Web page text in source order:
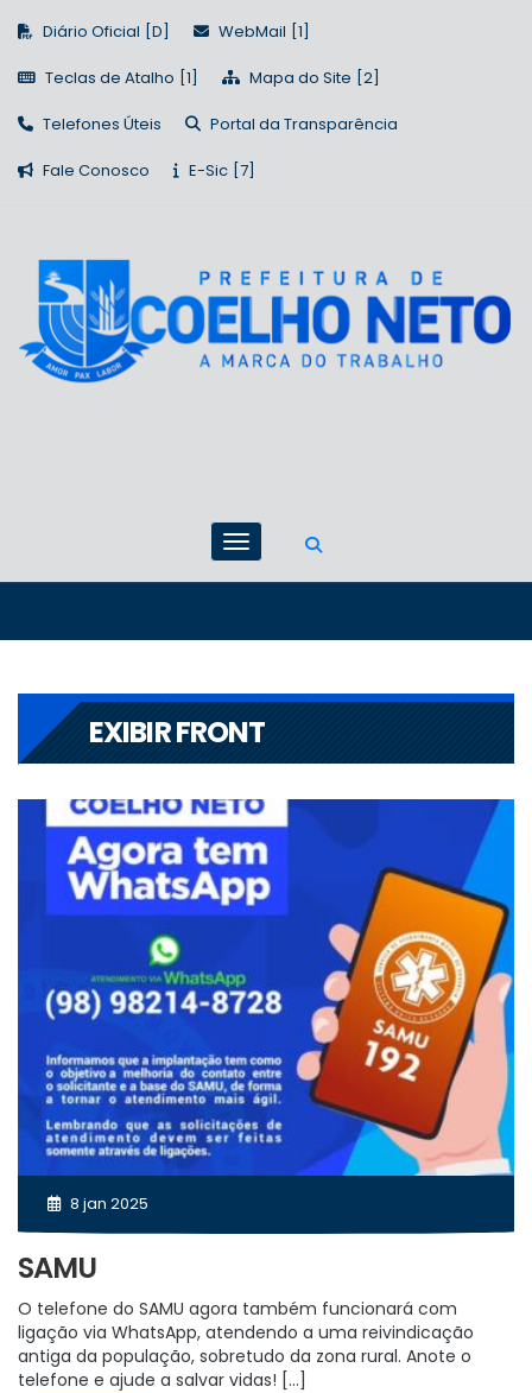
Diário Oficial WebMail
Teclas de Atalho Mapa do Site
Telefones Úteis Portal da Transparência
Fale Conosco E-Sic
EXIBIR FRONT
8 jan 2025
SAMU
O telefone do SAMU agora também funcionará com
ligação via WhatsApp, atendendo a uma reivindicação
antiga da população, sobretudo da zona rural. Anote o
telefone e ajude a salvar vidas! […]